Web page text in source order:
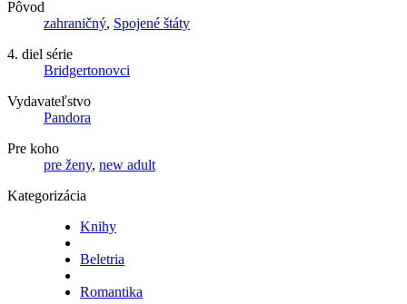
Pôvod
zahraničný, Spojené štáty
4. diel série
Bridgertonovci
Vydavateľstvo
Pandora
Pre koho
pre ženy, new adult
Kategorizácia
Knihy
Beletria
Romantika